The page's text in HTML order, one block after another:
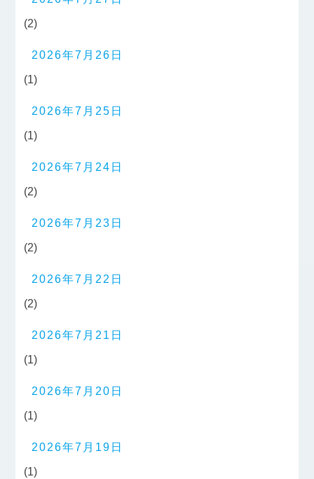
(2)
2026年7月26日
(1)
2026年7月25日
(1)
2026年7月24日
(2)
2026年7月23日
(2)
2026年7月22日
(2)
2026年7月21日
(1)
2026年7月20日
(1)
2026年7月19日
(1)